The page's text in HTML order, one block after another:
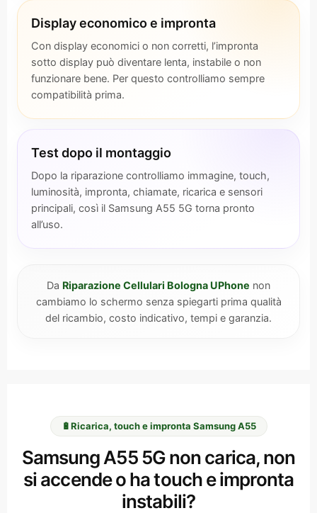
Display economico e impronta
Con display economici o non corretti, l’impronta
sotto display può diventare lenta, instabile o non
funzionare bene. Per questo controlliamo sempre
compatibilità prima.
Test dopo il montaggio
Dopo la riparazione controlliamo immagine, touch,
luminosità, impronta, chiamate, ricarica e sensori
principali, così il Samsung A55 5G torna pronto
all’uso.
Da Riparazione Cellulari Bologna UPhone non
cambiamo lo schermo senza spiegarti prima qualità
del ricambio, costo indicativo, tempi e garanzia.
🔋Ricarica, touch e impronta Samsung A55
Samsung A55 5G non carica, non
si accende o ha touch e impronta
instabili?